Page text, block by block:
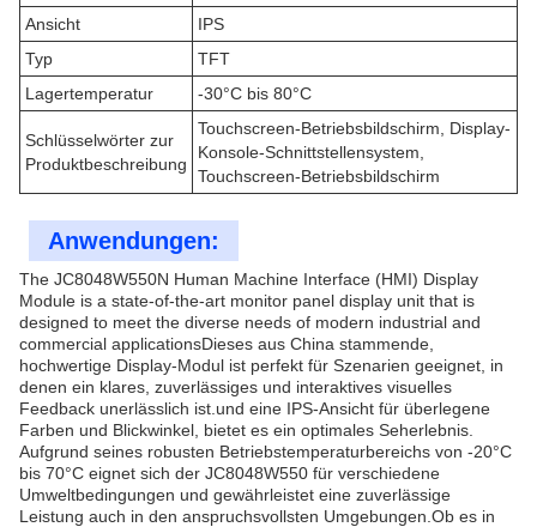
Ansicht
IPS
Typ
TFT
Lagertemperatur
-30°C bis 80°C
Schlüsselwörter zur
Produktbeschreibung
Touchscreen-Betriebsbildschirm, Display-
Konsole-Schnittstellensystem,
Touchscreen-Betriebsbildschirm
Anwendungen:
The JC8048W550N Human Machine Interface (HMI) Display
Module is a state-of-the-art monitor panel display unit that is
designed to meet the diverse needs of modern industrial and
commercial applicationsDieses aus China stammende,
hochwertige Display-Modul ist perfekt für Szenarien geeignet, in
denen ein klares, zuverlässiges und interaktives visuelles
Feedback unerlässlich ist.und eine IPS-Ansicht für überlegene
Farben und Blickwinkel, bietet es ein optimales Seherlebnis.
Aufgrund seines robusten Betriebstemperaturbereichs von -20°C
bis 70°C eignet sich der JC8048W550 für verschiedene
Umweltbedingungen und gewährleistet eine zuverlässige
Leistung auch in den anspruchsvollsten Umgebungen.Ob es in